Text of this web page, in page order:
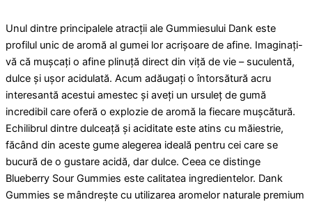
Unul dintre principalele atracții ale Gummiesului Dank este
profilul unic de aromă al gumei lor acrișoare de afine. Imaginați-
vă că mușcați o afine plinuță direct din viță de vie – suculentă,
dulce și ușor acidulată. Acum adăugați o întorsătură acru
interesantă acestui amestec și aveți un ursuleț de gumă
incredibil care oferă o explozie de aromă la fiecare mușcătură.
Echilibrul dintre dulceață și aciditate este atins cu măiestrie,
făcând din aceste gume alegerea ideală pentru cei care se
bucură de o gustare acidă, dar dulce. Ceea ce distinge
Blueberry Sour Gummies este calitatea ingredientelor. Dank
Gummies se mândrește cu utilizarea aromelor naturale premium